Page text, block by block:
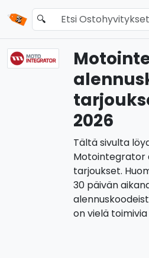
🔍
2026
Tältä sivulta
Motointegrator
tarjoukset.
30 päivän
on vielä